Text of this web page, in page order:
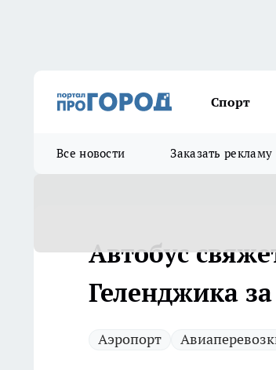
Спорт
Все новости Заказать рекламу
Автобус
Геленджика
Аэропорт